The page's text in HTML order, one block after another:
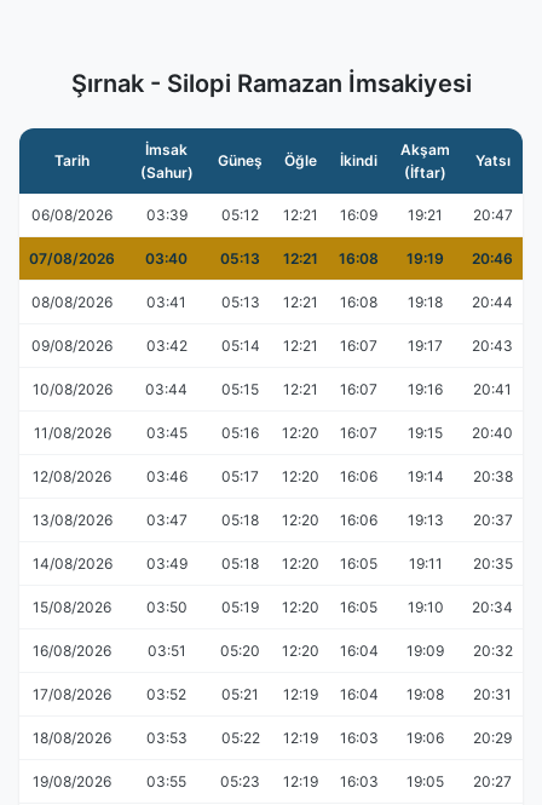
Şırnak - Silopi Ramazan İmsakiyesi
Tarih
İmsak
(Sahur)
Güneş Öğle İkindi
Akşam
(İftar)
Yatsı
06/08/2026 03:39 05:12 12:21 16:09 19:21 20:47
07/08/2026 03:40 05:13 12:21 16:08 19:19 20:46
08/08/2026 03:41 05:13 12:21 16:08 19:18 20:44
09/08/2026 03:42 05:14 12:21 16:07 19:17 20:43
10/08/2026 03:44 05:15 12:21 16:07 19:16 20:41
11/08/2026 03:45 05:16 12:20 16:07 19:15 20:40
12/08/2026 03:46 05:17 12:20 16:06 19:14 20:38
13/08/2026 03:47 05:18 12:20 16:06 19:13 20:37
14/08/2026 03:49 05:18 12:20 16:05 19:11 20:35
15/08/2026 03:50 05:19 12:20 16:05 19:10 20:34
16/08/2026 03:51 05:20 12:20 16:04 19:09 20:32
17/08/2026 03:52 05:21 12:19 16:04 19:08 20:31
18/08/2026 03:53 05:22 12:19 16:03 19:06 20:29
19/08/2026 03:55 05:23 12:19 16:03 19:05 20:27